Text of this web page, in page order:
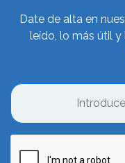
Date de alta en
leído, lo más útil